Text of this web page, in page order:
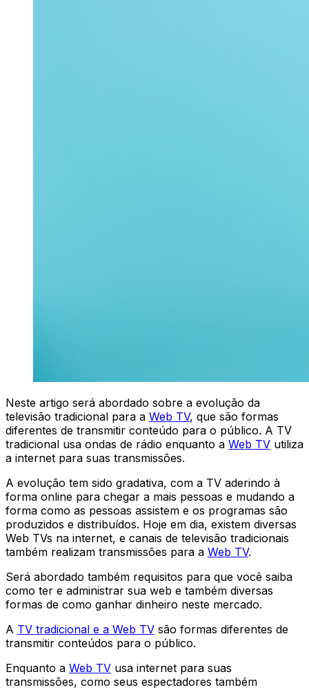
Neste artigo será abordado sobre a evolução da
televisão tradicional para a Web TV, que são formas
diferentes de transmitir conteúdo para o público. A TV
tradicional usa ondas de rádio enquanto a Web TV utiliza
a internet para suas transmissões.
A evolução tem sido gradativa, com a TV aderindo à
forma online para chegar a mais pessoas e mudando a
forma como as pessoas assistem e os programas são
produzidos e distribuídos. Hoje em dia, existem diversas
Web TVs na internet, e canais de televisão tradicionais
também realizam transmissões para a Web TV.
Será abordado também requisitos para que você saiba
como ter e administrar sua web e também diversas
formas de como ganhar dinheiro neste mercado.
A TV tradicional e a Web TV são formas diferentes de
transmitir conteúdos para o público.
Enquanto a Web TV usa internet para suas
transmissões, como seus espectadores também